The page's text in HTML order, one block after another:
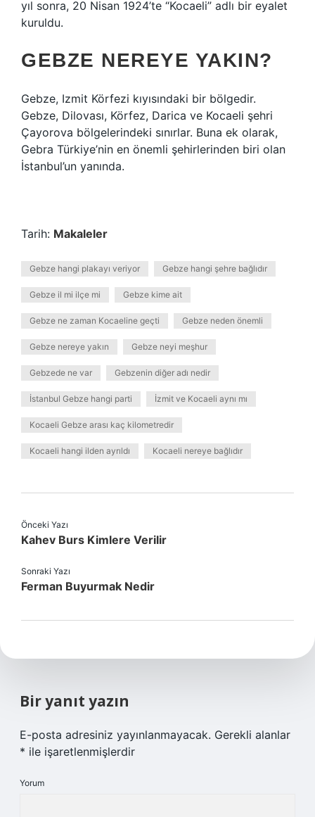
yıl sonra, 20 Nisan 1924’te “Kocaeli” adlı bir eyalet
kuruldu.
GEBZE NEREYE YAKIN?
Gebze, Izmit Körfezi kıyısındaki bir bölgedir.
Gebze, Dilovası, Körfez, Darica ve Kocaeli şehri
Çayorova bölgelerindeki sınırlar. Buna ek olarak,
Gebra Türkiye’nin en önemli şehirlerinden biri olan
İstanbul’un yanında.
Tarih: Makaleler
Gebze hangi plakayı veriyor Gebze hangi şehre bağlıdır
Gebze il mi ilçe mi Gebze kime ait
Gebze ne zaman Kocaeline geçti Gebze neden önemli
Gebze nereye yakın Gebze neyi meşhur
Gebzede ne var Gebzenin diğer adı nedir
İstanbul Gebze hangi parti İzmit ve Kocaeli aynı mı
Kocaeli Gebze arası kaç kilometredir
Kocaeli hangi ilden ayrıldı Kocaeli nereye bağlıdır
Önceki Yazı
Kahev Burs Kimlere Verilir
Sonraki Yazı
Ferman Buyurmak Nedir
Bir yanıt yazın
E-posta adresiniz yayınlanmayacak. Gerekli alanlar
* ile işaretlenmişlerdir
Yorum